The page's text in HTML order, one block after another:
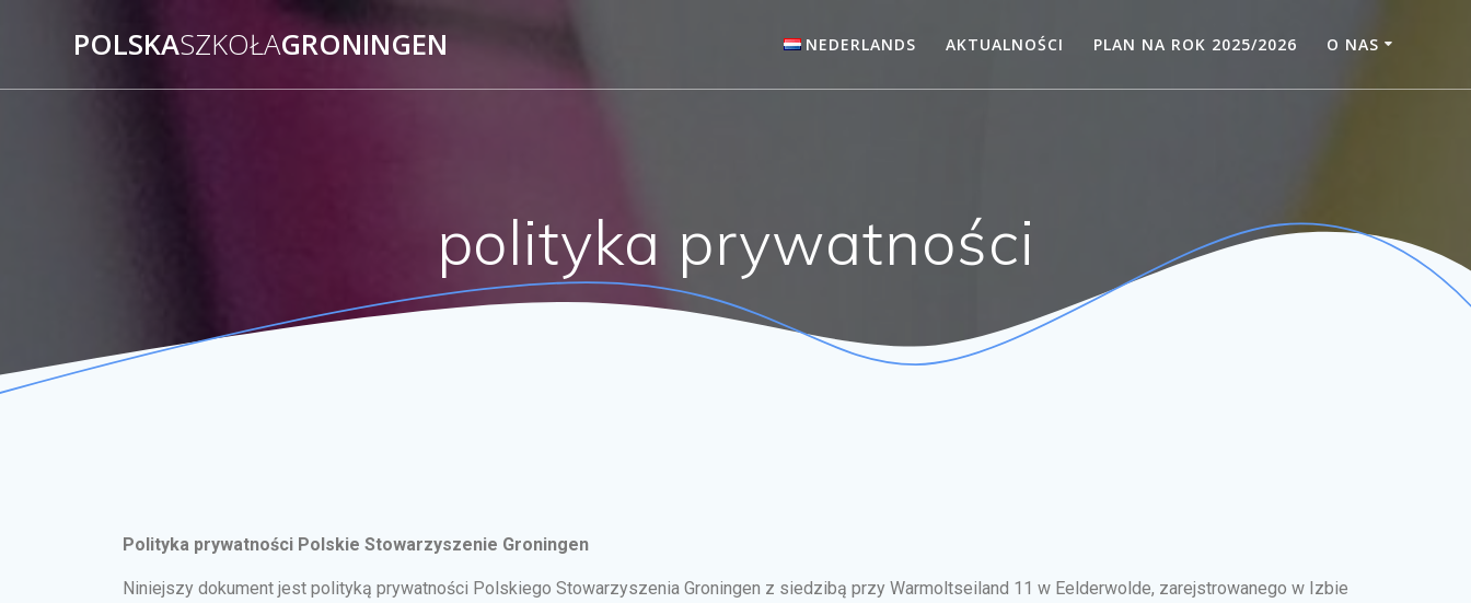
POLSKASZKOŁAGRONINGEN NEDERLANDS AKTUALNOŚCI PLAN NA ROK 2025/2026 O NAS
polityka prywatności
Polityka prywatności Polskie Stowarzyszenie Groningen
Niniejszy dokument jest polityką prywatności Polskiego Stowarzyszenia Groningen z siedzibą przy Warmoltseiland 11 w Eelderwolde, zarejstrowanego w Izbie